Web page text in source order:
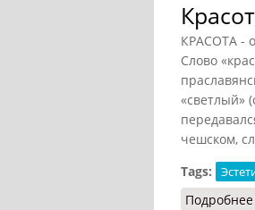
КРАСОТА -
Слово
«светлый»
чешском,
Tags:
Подробнее